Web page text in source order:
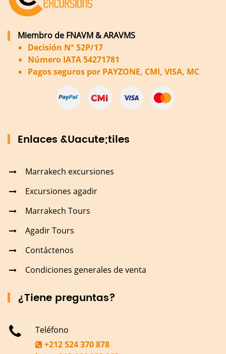
Miembro de FNAVM & ARAVMS
Decisión N° 52P/17
Número IATA 54271781
Pagos seguros por PAYZONE, CMI, VISA, MC
Enlaces &Uacute;tiles
Marrakech excursiones
Excursiones agadir
Marrakech Tours
Agadir Tours
Contáctenos
Condiciones generales de venta
¿Tiene preguntas?
Teléfono
+212 524 370 878